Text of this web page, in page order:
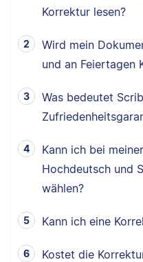
Korrektur lesen?
Wird mein
und an Feiertagen
Was bedeutet
Kann ich bei
Hochdeutsch und
wählen?
Kann ich eine
Kostet die